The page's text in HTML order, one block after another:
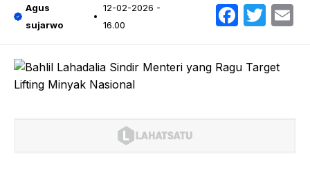
Agus
sujarwo
12-02-2026 -
16.00